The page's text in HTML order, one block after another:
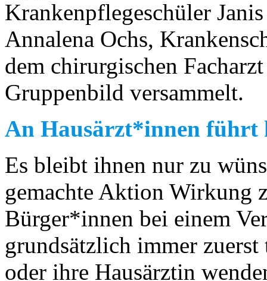
Krankenpflegeschüler
Annalena Ochs,
dem chirurgischen
Gruppenbild versammelt.
An Hausärzt*innen führt
Es bleibt ihnen nur zu
gemachte Aktion Wirkung
Bürger*innen bei einem
grundsätzlich immer
oder ihre Hausärztin